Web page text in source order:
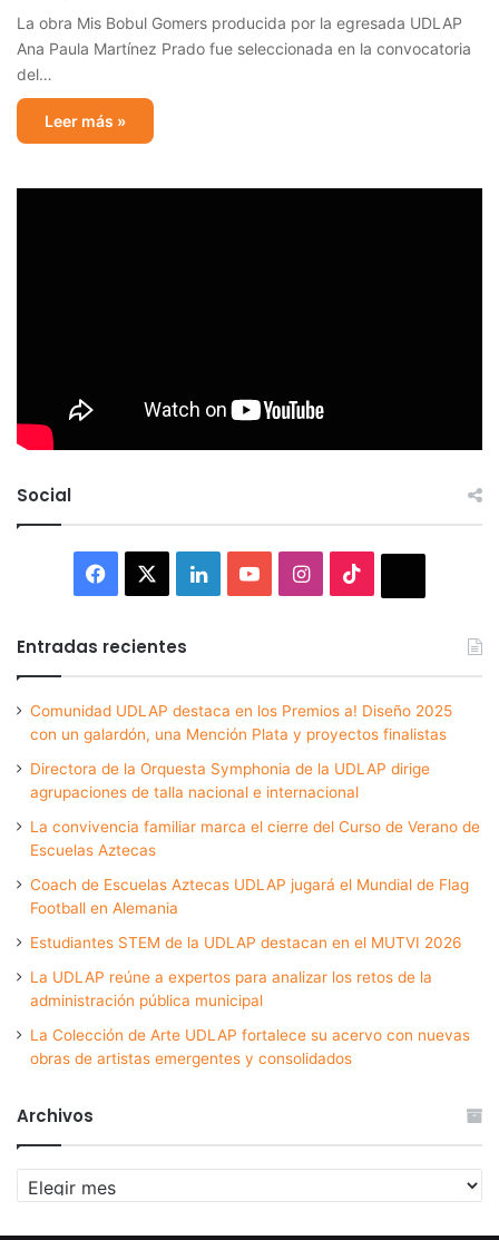
La obra Mis Bobul Gomers producida por la egresada UDLAP
Ana Paula Martínez Prado fue seleccionada en la convocatoria
del…
Leer más »
Social
Facebook LinkedInYouTubeInstagram
Entradas recientes
Comunidad UDLAP destaca en los Premios a! Diseño 2025
con un galardón, una Mención Plata y proyectos finalistas
Directora de la Orquesta Symphonia de la UDLAP dirige
agrupaciones de talla nacional e internacional
La convivencia familiar marca el cierre del Curso de Verano de
Escuelas Aztecas
Coach de Escuelas Aztecas UDLAP jugará el Mundial de Flag
Football en Alemania
Estudiantes STEM de la UDLAP destacan en el MUTVI 2026
La UDLAP reúne a expertos para analizar los retos de la
administración pública municipal
La Colección de Arte UDLAP fortalece su acervo con nuevas
obras de artistas emergentes y consolidados
Archivos
Archivos